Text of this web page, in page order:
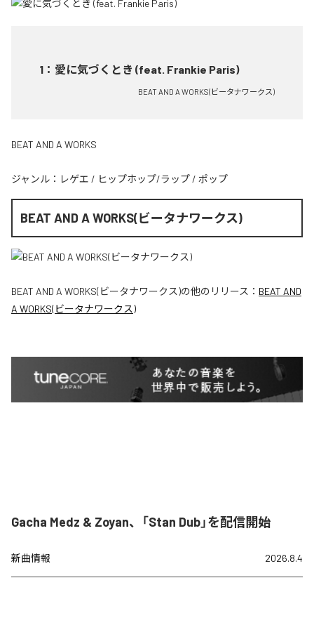
1 ： 愛に気づくとき (feat. Frankie Paris)
BEAT AND A WORKS(ビータナワークス)
BEAT AND A WORKS
ジャンル： レゲエ / ヒップホップ/ラップ / ポップ
BEAT AND A WORKS(ビータナワークス)
BEAT AND A WORKS(ビータナワークス)の他のリリース： BEAT AND
A WORKS(ビータナワークス)
Gacha Medz & Zoyan、「Stan Dub」を配信開始
新曲情報 2026.8.4